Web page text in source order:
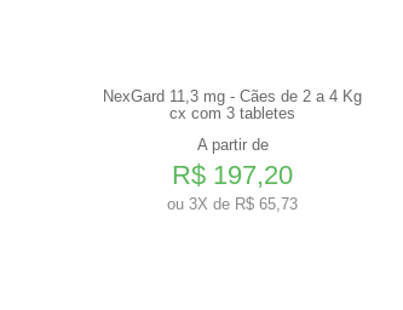
NexGard 11,3 mg - Cães de 2 a 4 Kg
cx com 3 tabletes
A partir de
R$ 197,20
ou 3X de R$ 65,73